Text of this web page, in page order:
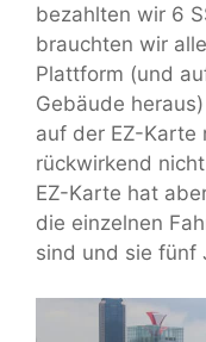
bezahlten wir 6
brauchten wir
Plattform (und
Gebäude
auf der EZ-Karte
rückwirkend
EZ-Karte hat
die einzelnen
sind und sie fünf